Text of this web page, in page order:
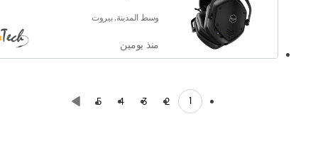
وسط المدينة, بيروت
منذ يومين
1
2
3
4
5